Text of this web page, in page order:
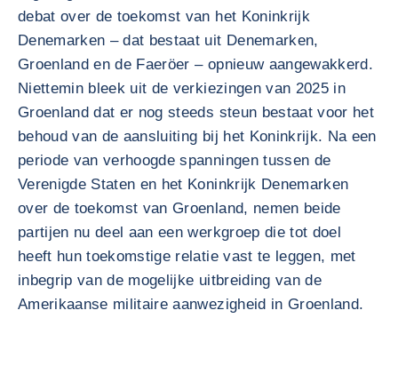
debat over de toekomst van het Koninkrijk
Denemarken – dat bestaat uit Denemarken,
Groenland en de Faeröer – opnieuw aangewakkerd.
Niettemin bleek uit de verkiezingen van 2025 in
Groenland dat er nog steeds steun bestaat voor het
behoud van de aansluiting bij het Koninkrijk. Na een
periode van verhoogde spanningen tussen de
Verenigde Staten en het Koninkrijk Denemarken
over de toekomst van Groenland, nemen beide
partijen nu deel aan een werkgroep die tot doel
heeft hun toekomstige relatie vast te leggen, met
inbegrip van de mogelijke uitbreiding van de
Amerikaanse militaire aanwezigheid in Groenland.